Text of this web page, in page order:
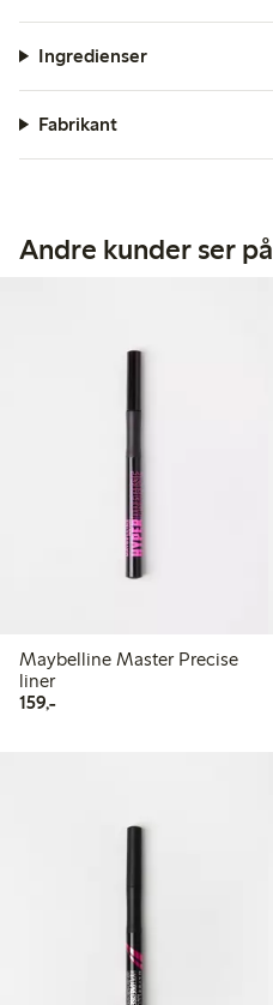
Ingredienser
Fabrikant
Andre kunder ser på
Maybelline Master Precise
liner
159,-159,00 kr